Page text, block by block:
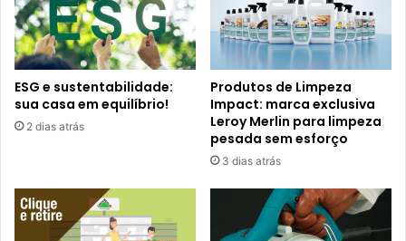
ESG e sustentabilidade:
sua casa em equilíbrio!
2 dias atrás
Produtos de Limpeza
Impact: marca exclusiva
Leroy Merlin para limpeza
pesada sem esforço
3 dias atrás